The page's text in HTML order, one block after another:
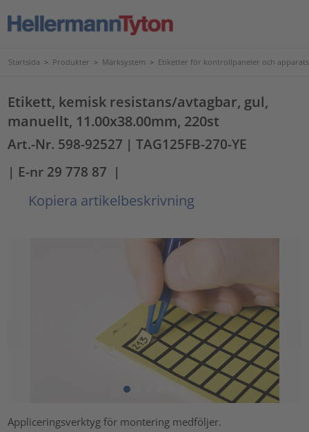
Startsida > Produkter > Märksystem > Etiketter för kontrollpaneler och
Etikett, kemisk resistans/avtagbar, gul,
manuellt, 11.00x38.00mm, 220st
Art.-Nr. 598-92527 | TAG125FB-270-YE
| E-nr 29 778 87 |
Kopiera artikelbeskrivning
Appliceringsverktyg för montering medföljer.